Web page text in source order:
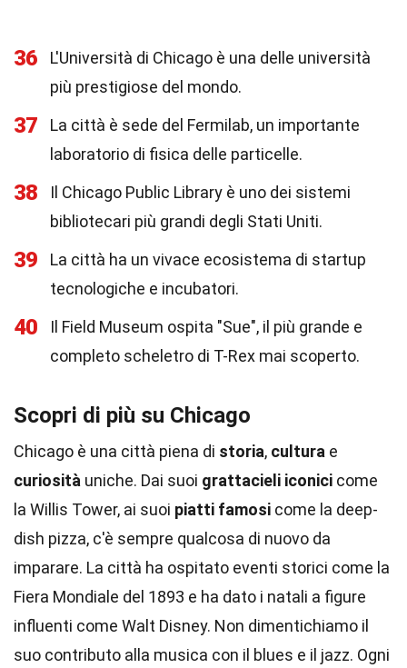
36
L'Università di Chicago è una delle università
più prestigiose del mondo.
37
La città è sede del Fermilab, un importante
laboratorio di fisica delle particelle.
38
Il Chicago Public Library è uno dei sistemi
bibliotecari più grandi degli Stati Uniti.
39
La città ha un vivace ecosistema di startup
tecnologiche e incubatori.
40
Il Field Museum ospita "Sue", il più grande e
completo scheletro di T-Rex mai scoperto.
Scopri di più su Chicago
Chicago è una città piena di storia, cultura e
curiosità uniche. Dai suoi grattacieli iconici come
la Willis Tower, ai suoi piatti famosi come la deep-
dish pizza, c'è sempre qualcosa di nuovo da
imparare. La città ha ospitato eventi storici come la
Fiera Mondiale del 1893 e ha dato i natali a figure
influenti come Walt Disney. Non dimentichiamo il
suo contributo alla musica con il blues e il jazz. Ogni